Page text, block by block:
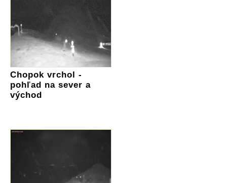
Chopok vrchol -
pohľad na sever a
východ